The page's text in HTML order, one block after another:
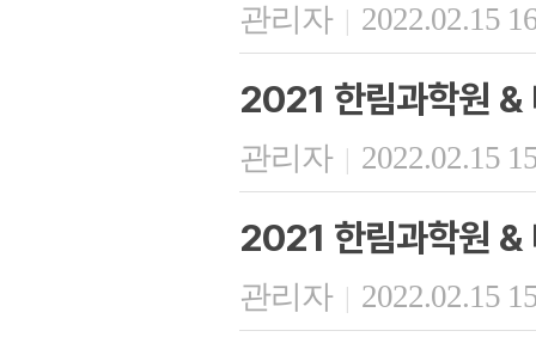
관리자 | 2022.02.15
2021 한림과학원 &
관리자 | 2022.02.15
2021 한림과학원 &
관리자 | 2022.02.15